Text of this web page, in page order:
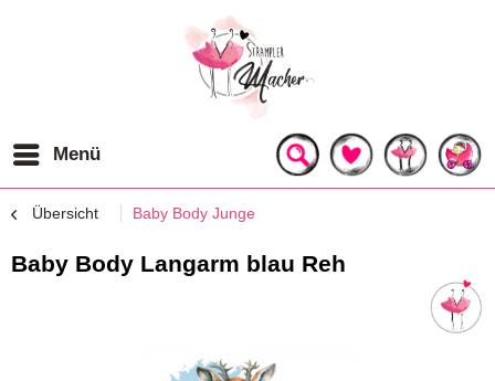
Menü
Übersicht Baby Body Junge
Baby Body Langarm blau Reh